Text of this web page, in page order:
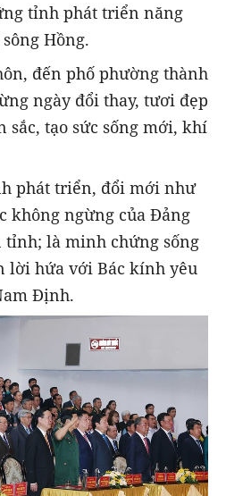
tỉnh phát triển năng
Hồng.
đến phố phường thành
ngày đổi thay, tươi đẹp
sắc, tạo sức sống mới, khí
phát triển, đổi mới như
không ngừng của Đảng
tỉnh; là minh chứng sống
lời hứa với Bác kính yêu
Định.